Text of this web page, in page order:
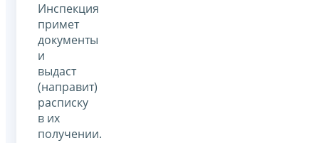
Инспекция
примет
документы
и
выдаст
(направит)
расписку
в их
получении.